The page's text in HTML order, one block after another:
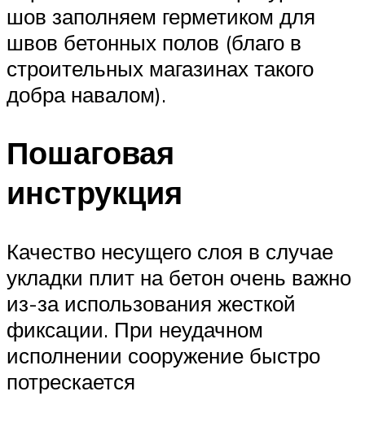
шов заполняем герметиком для
швов бетонных полов (благо в
строительных магазинах такого
добра навалом).
Пошаговая
инструкция
Качество несущего слоя в случае
укладки плит на бетон очень важно
из-за использования жесткой
фиксации. При неудачном
исполнении сооружение быстро
потрескается